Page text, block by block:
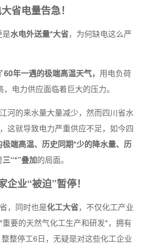
省电量告急！
是水电外送量*大省，为何缺电这么严
60年一遇的极端高温天气， 用电负荷
，电力供应面临着巨大的压力。
河的来水量大量减少，然而四川省水
这就导致电力严重供应不足，如今四
极端高温、历史同期*少的降水量、历
三“*”叠加的局面。
业“被迫”暂停！
，同时也是化工大省，不仅化工产业
要的天然气化工生产和研发*，拥有
整整停工6日，无疑是对这些化工企业